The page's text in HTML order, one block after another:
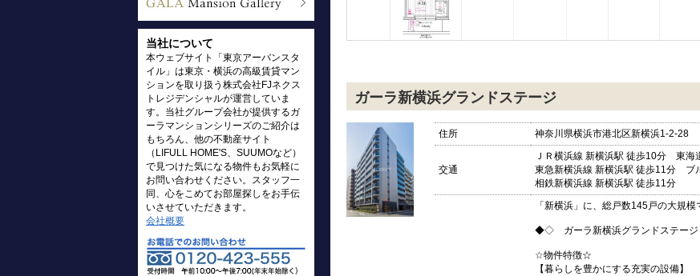
当社について
本ウェブサイト「東京アーバンスタ
イル」は東京・横浜の高級賃貸マン
ションを取り扱う株式会社FJネクス
トレジデンシャルが運営していま
す。当社グループ会社が提供するガ
ーラマンションシリーズのご紹介は
もちろん、他の不動産サイト
（LIFULL HOME'S、SUUMOなど）
で見つけた気になる物件もお気軽に
お問い合わせください。スタッフ一
同、心をこめてお部屋探しをお手伝
いさせていただきます。
会社概要
ガーラ新横浜グランドステージ
住所 神奈川県横浜市港北区新横浜1-2-28
交通
ＪＲ横浜線 新横浜駅 徒歩10分 東海
東急新横浜線 新横浜駅 徒歩11分 ブ
相鉄新横浜線 新横浜駅 徒歩11分
「新横浜」に、総戸数145戸の大規模
◆◇ ガーラ新横浜グランドステ
☆物件特徴☆
【暮らしを豊かにする充実の設備】